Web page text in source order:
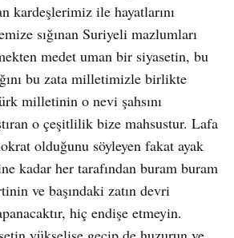
kardeşlerimiz ile hayatlarını
sığınan Suriyeli mazlumları
medet uman bir siyasetin, bu
bu zata milletimizle birlikte
milletinin o nevi şahsını
o çeşitlilik bize mahsustur. Lafa
olduğunu söyleyen fakat ayak
kadar her tarafından buram buram
ve başındaki zatın devri
hiç endişe etmeyin.